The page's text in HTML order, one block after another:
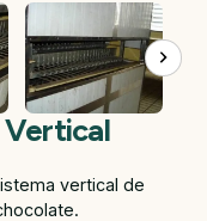
Vertical
vertical de